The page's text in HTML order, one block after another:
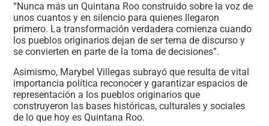
“Nunca más un Quintana Roo construido sobre la voz de
unos cuantos y en silencio para quienes llegaron
primero. La transformación verdadera comienza cuando
los pueblos originarios dejan de ser tema de discurso y
se convierten en parte de la toma de decisiones”.
Asimismo, Marybel Villegas subrayó que resulta de vital
importancia política reconocer y garantizar espacios de
representación a los pueblos originarios que
construyeron las bases históricas, culturales y sociales
de lo que hoy es Quintana Roo.